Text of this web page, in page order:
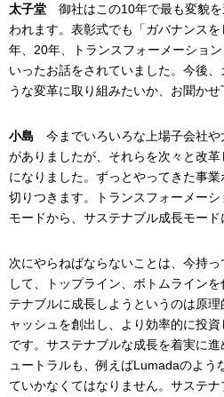
太子堂 御社はこの10年で最も変貌
われます。表彰式でも「ガバナンス
年、20年、トランスフォーメーショ
いったお話をされていました。今後
うな変革に取り組みたいか、お聞かせ
小島 今までいろいろな上場子会社や
がありましたが、それらを次々と改
になりました。ずっとやってきた事
切りつきます。トランスフォーメー
モードから、サステナブル成長モード
次にやらねばならないことは、今持
して、トップライン、ボトムライン
テナブルに成長しようというのは原
ャッシュを創出し、より効率的に投
です。サステナブルな成長を着実に
ュートラルも、例えばLumadaのよう
ていかなくてはなりません。サステ